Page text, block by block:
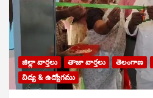
జిల్లా వార్తలు తాజా వార్తలు తెలంగాణ
విద్య & ఉద్యోగము